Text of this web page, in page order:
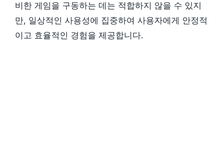
비한 게임을 구동하는 데는 적합하지 않을 수 있지
만, 일상적인 사용성에 집중하여 사용자에게 안정적
이고 효율적인 경험을 제공합니다.